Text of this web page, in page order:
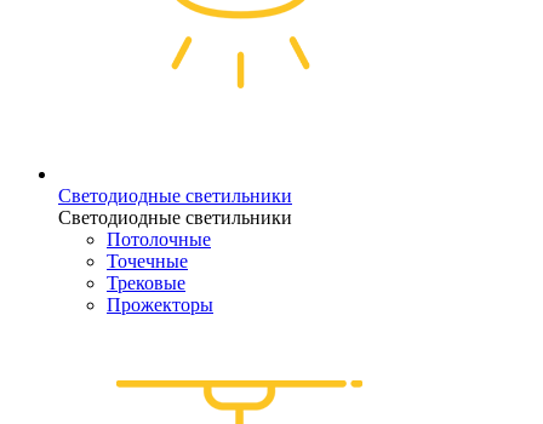
Светодиодные светильники
Светодиодные светильники
Потолочные
Точечные
Трековые
Прожекторы